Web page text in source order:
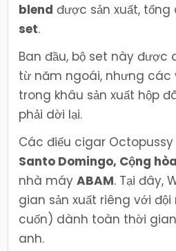
blend được sản xuất,
set.
Ban đầu, bộ set này được
từ năm ngoái, nhưng các
trong khâu sản xuất hộp
phải dời lại.
Các điếu cigar Octopussy
Santo Domingo, Cộng
nhà máyABAM. Tại đây,
gian sản xuất riêng với
cuốn) dành toàn thời
anh.